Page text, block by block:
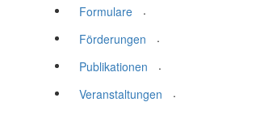
Formulare
.
Förderungen
.
Publikationen
.
Veranstaltungen
.